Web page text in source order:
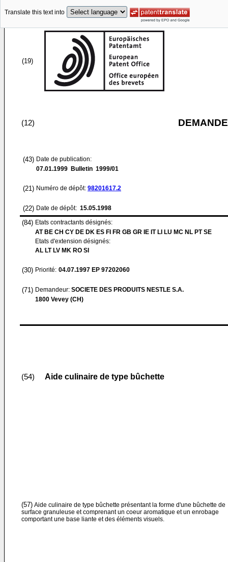
Translate this text into
(19)
(12)
(43) Date de publication:
07.01.1999 Bulletin 1999/01
(21) Numéro de dépôt: 98201617.2
(22) Date de dépôt: 15.05.1998
(84) Etats contractants désignés:
AT BE CH CY DE DK ES FI FR GB GR IE IT LI LU MC NL PT SE
Etats d'extension désignés:
AL LT LV MK RO SI
(30) Priorité: 04.07.1997 EP 97202060
(71) Demandeur: SOCIETE DES PRODUITS NESTLE S.A.
1800 Vevey (CH)
(54) Aide culinaire de type bûchette
(57) Aide culinaire de type bûchette présentant la forme d'une bûchette de
surface granuleuse et comprenant un coeur aromatique et un enrobage
comportant une base liante et des éléments visuels.